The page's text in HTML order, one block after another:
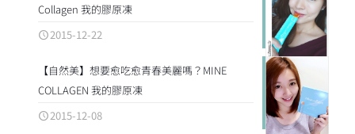
Collagen 我的膠原凍
2015-12-22
【自然美】想要愈吃愈青春美麗嗎？MINE
COLLAGEN 我的膠原凍
2015-12-08